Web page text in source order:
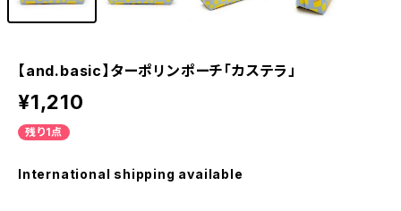
【and.basic】ターポリンポーチ「カステラ」
¥1,210
残り1点
International shipping available